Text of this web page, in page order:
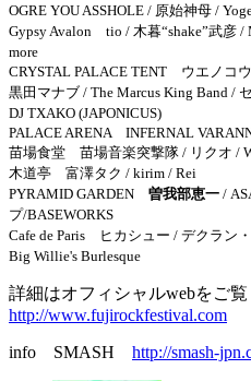
OGRE YOU ASSHOLE / 原始神母 /
Gypsy Avalon tio / 木暮“shake”武彦 /
more
CRYSTAL PALACE TENT ウエノコ
黒田マナブ / The Marcus King Band /
DJ TXAKO (JAPONICUS)
PALACE ARENA INFERNAL
苗場食堂 苗場音楽突撃隊 / リクオ /
木道亭 富澤タク / kirim / Rei
PYRAMID GARDEN 曽我部恵一 /
プ/BASEWORKS
Cafe de Paris ヒカシュー / デクラン
Big Willie's Burlesque
詳細はオフィシャルwebをご覧
http://www.fujirockfestival.com
info SMASH http://smash-